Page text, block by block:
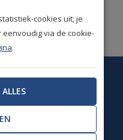
Meer dan
t/m vr 09.00 tot 13.00
cookies uit; je
eenvoudig via de cookie-
.